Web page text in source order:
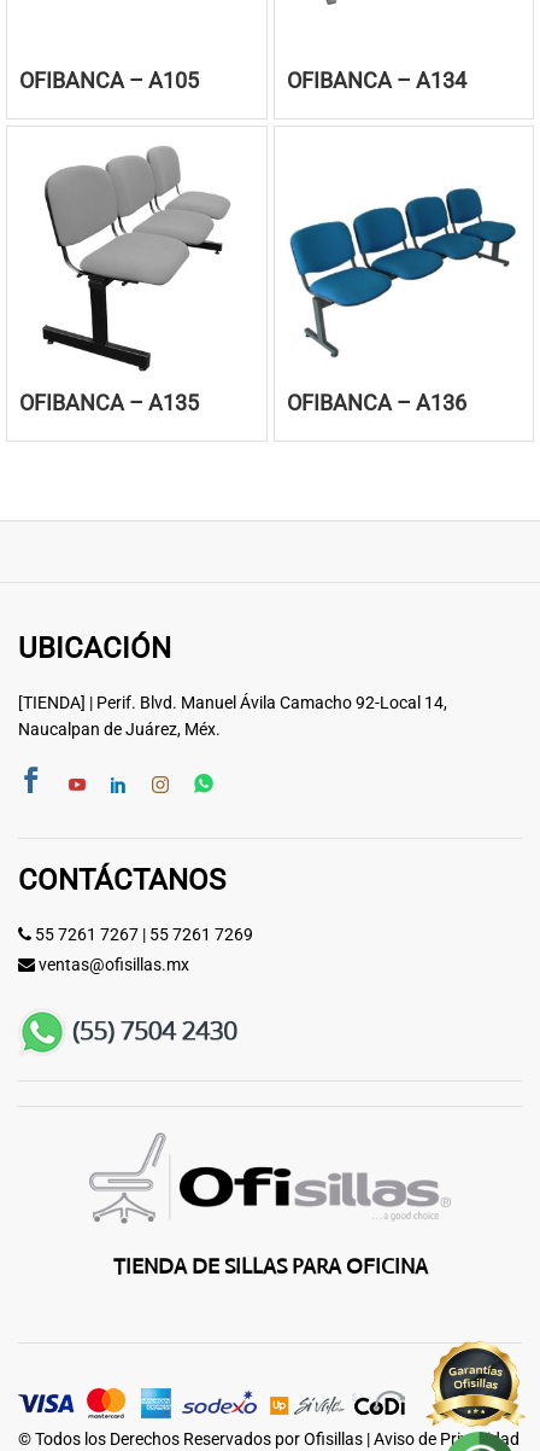
OFIBANCA – A105 OFIBANCA – A134
OFIBANCA – A135 OFIBANCA – A136
UBICACIÓN
[TIENDA] | Perif. Blvd. Manuel Ávila Camacho 92-Local 14,
Naucalpan de Juárez, Méx.
CONTÁCTANOS
55 7261 7267 | 55 7261 7269
ventas@ofisillas.mx
TIENDA DE SILLAS PARA OFICINA
© Todos los Derechos Reservados por Ofisillas |Aviso de Privacidad